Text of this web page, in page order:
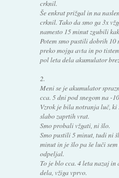
crknil.
Še enkrat prižgal in na
crknil. Tako da smo ga 3x
namesto 15 minut zgubili
Potem smo pustili dobrih 10
preko mojga avta in po
pol leta dela akumulator
2.
Meni se je akumulator
cca. 5 dni pod snegom na -
Vzrok je bila notranja luč, ki
slabo zaprtih vrat.
Smo probali vžgati, ni šlo.
Smo pustili 5 minut, tudi ni
minut in je šlo pa še luči
odpeljal.
To je blo cca. 4 leta nazaj in
dela, vžiga vprvo.